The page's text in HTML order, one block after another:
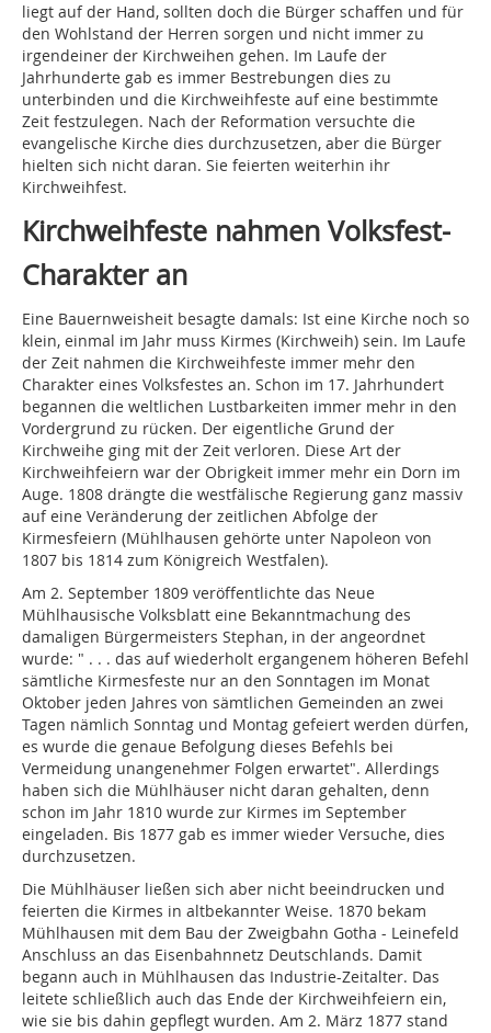
liegt auf der Hand, sollten doch die Bürger schaffen und für
den Wohlstand der Herren sorgen und nicht immer zu
irgendeiner der Kirchweihen gehen. Im Laufe der
Jahrhunderte gab es immer Bestrebungen dies zu
unterbinden und die Kirchweihfeste auf eine bestimmte
Zeit festzulegen. Nach der Reformation versuchte die
evangelische Kirche dies durchzusetzen, aber die Bürger
hielten sich nicht daran. Sie feierten weiterhin ihr
Kirchweihfest.
Kirchweihfeste nahmen Volksfest-
Charakter an
Eine Bauernweisheit besagte damals: Ist eine Kirche noch so
klein, einmal im Jahr muss Kirmes (Kirchweih) sein. Im Laufe
der Zeit nahmen die Kirchweihfeste immer mehr den
Charakter eines Volksfestes an. Schon im 17. Jahrhundert
begannen die weltlichen Lustbarkeiten immer mehr in den
Vordergrund zu rücken. Der eigentliche Grund der
Kirchweihe ging mit der Zeit verloren. Diese Art der
Kirchweihfeiern war der Obrigkeit immer mehr ein Dorn im
Auge. 1808 drängte die westfälische Regierung ganz massiv
auf eine Veränderung der zeitlichen Abfolge der
Kirmesfeiern (Mühlhausen gehörte unter Napoleon von
1807 bis 1814 zum Königreich Westfalen).
Am 2. September 1809 veröffentlichte das Neue
Mühlhausische Volksblatt eine Bekanntmachung des
damaligen Bürgermeisters Stephan, in der angeordnet
wurde: " . . . das auf wiederholt ergangenem höheren Befehl
sämtliche Kirmesfeste nur an den Sonntagen im Monat
Oktober jeden Jahres von sämtlichen Gemeinden an zwei
Tagen nämlich Sonntag und Montag gefeiert werden dürfen,
es wurde die genaue Befolgung dieses Befehls bei
Vermeidung unangenehmer Folgen erwartet". Allerdings
haben sich die Mühlhäuser nicht daran gehalten, denn
schon im Jahr 1810 wurde zur Kirmes im September
eingeladen. Bis 1877 gab es immer wieder Versuche, dies
durchzusetzen.
Die Mühlhäuser ließen sich aber nicht beeindrucken und
feierten die Kirmes in altbekannter Weise. 1870 bekam
Mühlhausen mit dem Bau der Zweigbahn Gotha - Leinefeld
Anschluss an das Eisenbahnnetz Deutschlands. Damit
begann auch in Mühlhausen das Industrie-Zeitalter. Das
leitete schließlich auch das Ende der Kirchweihfeiern ein,
wie sie bis dahin gepflegt wurden. Am 2. März 1877 stand